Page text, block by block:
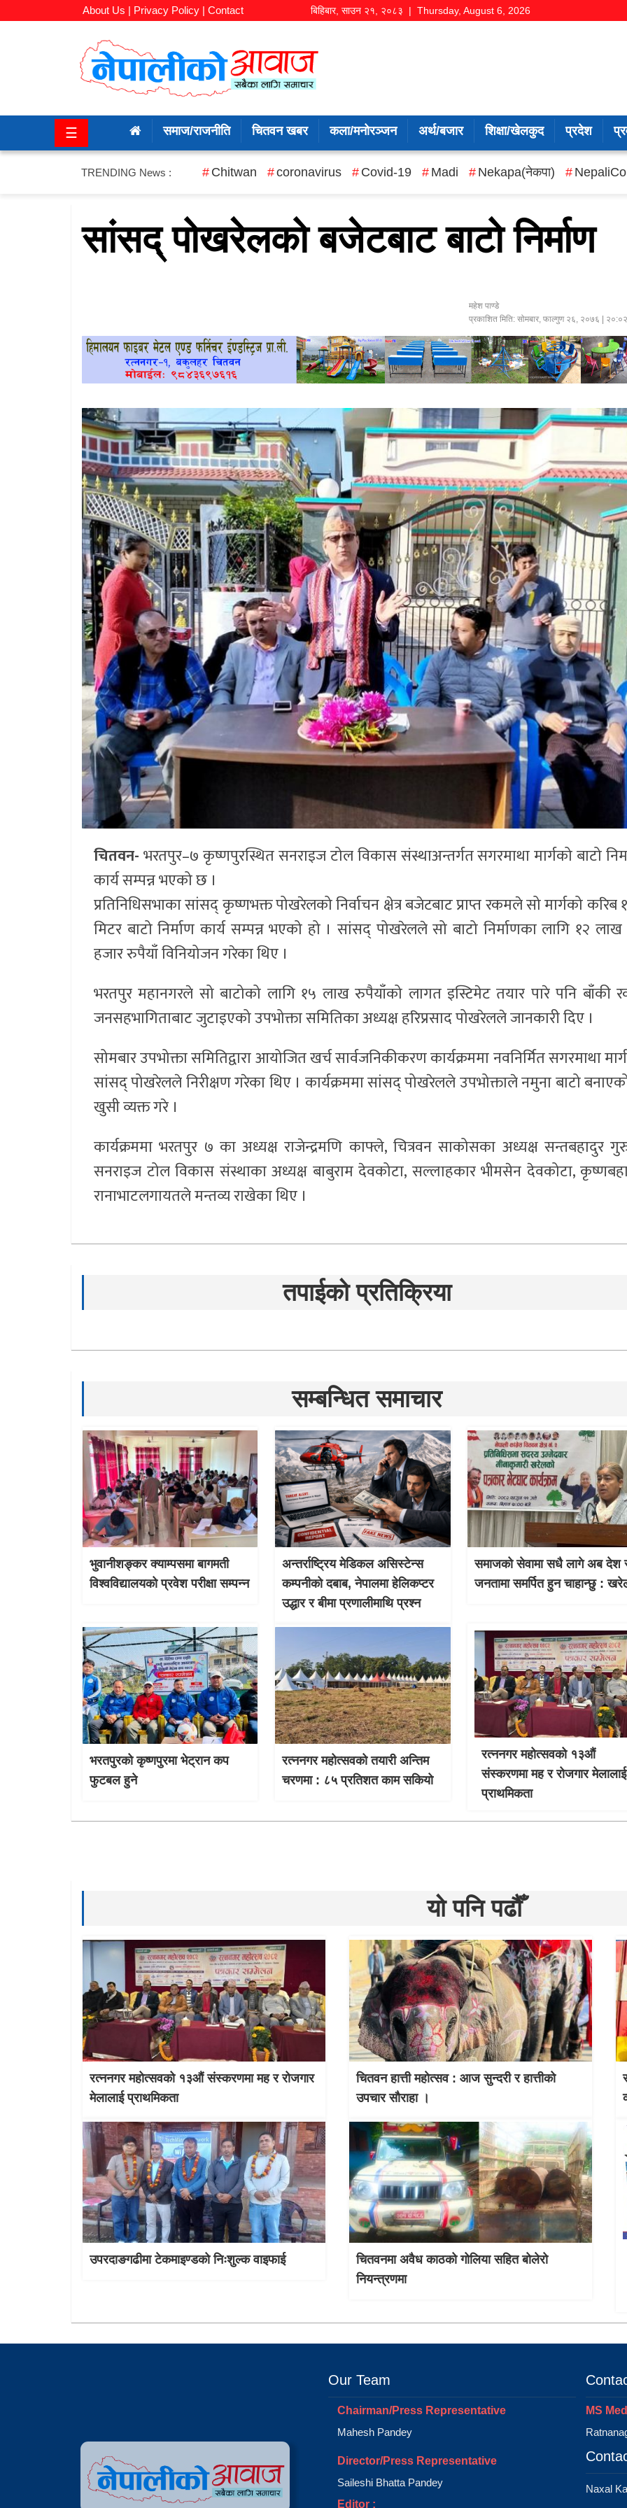
About Us | Privacy Policy | Contact बिहिबार, साउन २१, २०८३ | Thursday, August 6, 2026
राजनीति
☰ समाज/राजनीति चितवन खबर कला/मनोरञ्जन अर्थ/बजार शिक्षा/खेलकुद प्रदेश
TRENDING News : Chitwan coronavirus Covid-19 Madi Nekapa(नेकपा)
सांसद् पोखरेलको बजेटबाट बाटो निर्माण
महेश पाण्डे
प्रकाशित मिति:सोमबार, फाल्गुण २६, २०७६ |
चितवन-भरतपुर–७ कृष्णपुरस्थित सनराइज टोल विकास संस्थाअन्तर्गत सगरमाथा मार्गको बाटो
कार्य सम्पन्न भएको छ ।
प्रतिनिधिसभाका सांसद् कृष्णभक्त पोखरेलको निर्वाचन क्षेत्र बजेटबाट प्राप्त रकमले सो मार्गको करिब
मिटर बाटो निर्माण कार्य सम्पन्न भएको हो । सांसद् पोखरेलले सो बाटो निर्माणका लागि १२
हजार रुपैयाँ विनियोजन गरेका थिए ।
भरतपुर महानगरले सो बाटोको लागि १५ लाख रुपैयाँको लागत इस्टिमेट तयार पारे पनि बाँकी
जनसहभागिताबाट जुटाइएको उपभोक्ता समितिका अध्यक्ष हरिप्रसाद पोखरेलले जानकारी दिए ।
सोमबार उपभोक्ता समितिद्वारा आयोजित खर्च सार्वजनिकीकरण कार्यक्रममा नवनिर्मित सगरमाथा
सांसद् पोखरेलले निरीक्षण गरेका थिए । कार्यक्रममा सांसद् पोखरेलले उपभोक्ताले नमुना बाटो
खुसी व्यक्त गरे ।
कार्यक्रममा भरतपुर ७ का अध्यक्ष राजेन्द्रमणि काफ्ले, चित्रवन साकोसका अध्यक्ष सन्तबहादुर
सनराइज टोल विकास संस्थाका अध्यक्ष बाबुराम देवकोटा, सल्लाहकार भीमसेन देवकोटा,
रानाभाटलगायतले मन्तव्य राखेका थिए ।
तपाईको प्रतिक्रिया
सम्बन्धित समाचार
भुवानीशङ्कर क्याम्पसमा बागमती
विश्वविद्यालयको प्रवेश परीक्षा सम्पन्न
अन्तर्राष्ट्रिय मेडिकल असिस्टेन्स
कम्पनीको दबाब, नेपालमा हेलिकप्टर
उद्धार र बीमा प्रणालीमाथि प्रश्न
समाजको सेवामा सधै लागे अब देश
जनतामा समर्पित हुन चाहान्छु :
भरतपुरको कृष्णपुरमा भेट्रान कप
फुटबल हुने
रत्ननगर महोत्सवको तयारी अन्तिम
चरणमा : ८५ प्रतिशत काम सकियो
रत्ननगर महोत्सवको १३औं
संस्करणमा मह र रोजगार मेलालाई
प्राथमिकता
यो पनि पढौँ
रत्ननगर महोत्सवको १३औं संस्करणमा मह र रोजगार
मेलालाई प्राथमिकता
चितवन हात्ती महाेत्सव : आज सुन्दरी र हात्तीको
उपचार साैराहा ।
उपरदाङगढीमा टेकमाइण्डको निःशुल्क वाइफाई
चितवनमा अवैध काठको गोलिया सहित बोलेरो
नियन्त्रणमा
Our Team
Chairman/Press Representative
Mahesh Pandey
Director/Press Representative
Saileshi Bhatta Pandey
Editor :
MS
Naxal